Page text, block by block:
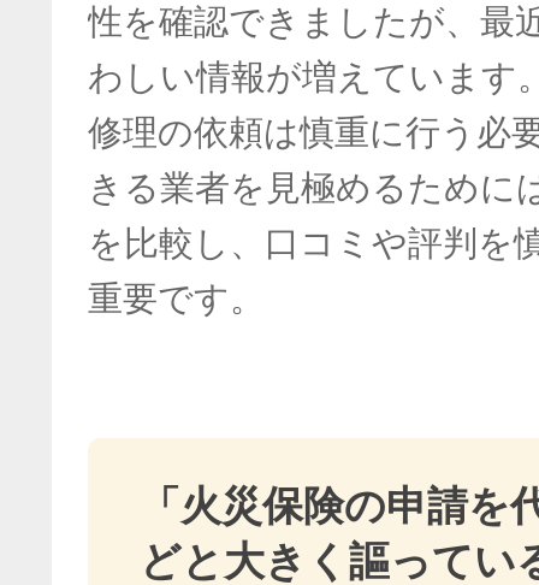
性を確認できましたが、最
わしい情報が増えています
修理の依頼は慎重に行う必
きる業者を見極めるために
を比較し、口コミや評判を
重要です。
「火災保険の申請を
どと大きく謳ってい